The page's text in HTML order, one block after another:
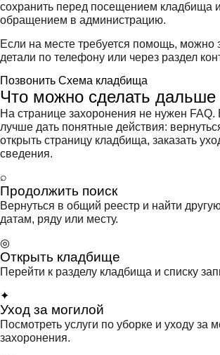
сохранить перед посещением кладбища
обращением в администрацию.
Если на месте требуется помощь, можно
детали по телефону или через раздел
Позвонить Схема кладбища
Что можно сделать дальше
На странице захоронения не нужен FAQ.
лучше дать понятные действия:
открыть страницу кладбища, заказать
сведения.
⌕
Продолжить поиск
Вернуться в общий реестр и найти
датам, ряду или месту.
◎
Открыть кладбище
Перейти к разделу кладбища и списку
✦
Уход за могилой
Посмотреть услуги по уборке и уходу за
захоронения.